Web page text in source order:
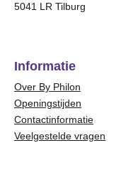
5041 LR Tilburg
Informatie
Over By Philon
Openingstijden
Contactinformatie
Veelgestelde vragen